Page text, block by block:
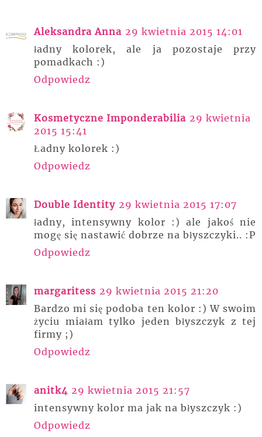
Aleksandra Anna 29 kwietnia 2015 14:01
ładny kolorek, ale ja pozostaje przy
pomadkach :)
Odpowiedz
Kosmetyczne Imponderabilia 29 kwietnia
2015 15:41
Ładny kolorek :)
Odpowiedz
Double Identity 29 kwietnia 2015 17:07
ładny, intensywny kolor :) ale jakoś nie
mogę się nastawić dobrze na błyszczyki.. :P
Odpowiedz
margaritess 29 kwietnia 2015 21:20
Bardzo mi się podoba ten kolor :) W swoim
życiu miałam tylko jeden błyszczyk z tej
firmy ;)
Odpowiedz
anitk4 29 kwietnia 2015 21:57
intensywny kolor ma jak na błyszczyk :)
Odpowiedz